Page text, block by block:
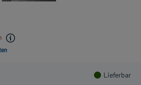
Lieferbar